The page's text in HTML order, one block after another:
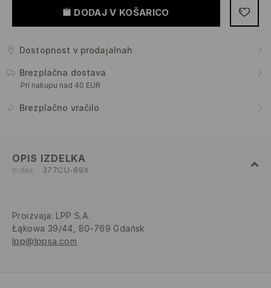
DODAJ V KOŠARICO
Dostopnost v prodajalnah
Brezplačna dostava
Pri nakupu nad 40 EUR
Brezplačno vračilo
OPIS IZDELKA
Index 377CU-99X
Proizvaja: LPP S.A.
Łąkowa 39/44, 80-769 Gdańsk
lpp@lppsa.com